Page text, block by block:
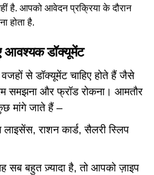
है. आपको आवेदन प्रक्रिया के दौरान
होता है.
आवश्यक डॉक्यूमेंट
वजहों से डॉक्यूमेंट चाहिए होते हैं जैसे
समझना और फ्रॉड रोकना। आमतौर
मांगे जाते हैं –
लाइसेंस, राशन कार्ड, सैलरी स्लिप
सब बहुत ज़्यादा है, तो आपको ज़ाइप